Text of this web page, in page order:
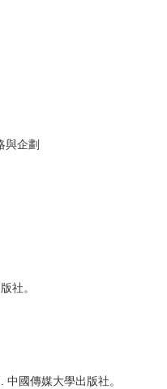
與企劃
社。
國傳媒大學出版社。